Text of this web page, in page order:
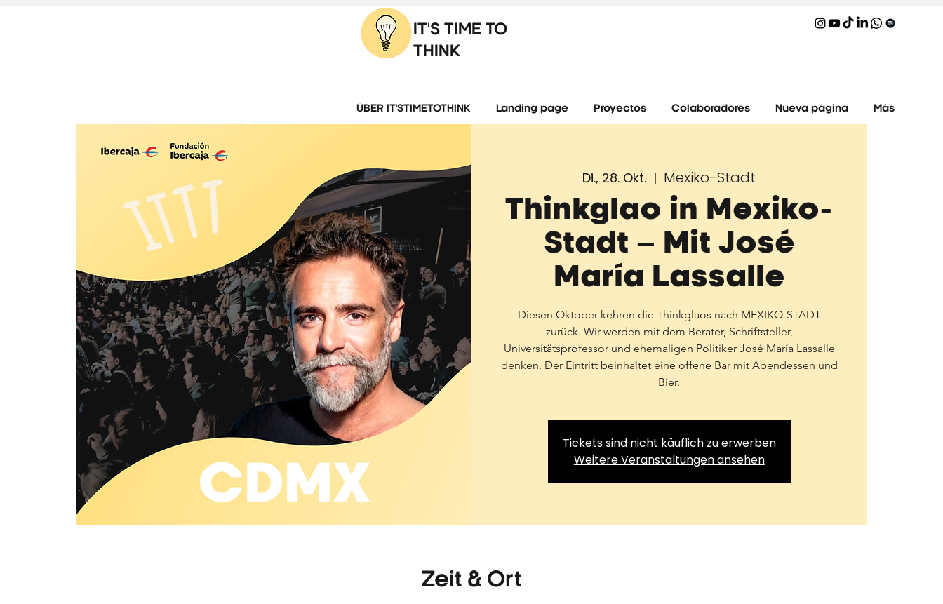
IT'S TIME TO
THINK
ÜBER IT'STIMETOTHINK Landing page Proyectos Colaboradores Nueva página Más
Di., 28. Okt.
  |
Mexiko-Stadt
Thinkglao in Mexiko-
Stadt – Mit José
María Lassalle
Diesen Oktober kehren die Thinkglaos nach MEXIKO-STADT
zurück. Wir werden mit dem Berater, Schriftsteller,
Universitätsprofessor und ehemaligen Politiker José María Lassalle
denken. Der Eintritt beinhaltet eine offene Bar mit Abendessen und
Bier.
Tickets sind nicht käuflich zu erwerben
Weitere Veranstaltungen ansehen
Zeit & Ort